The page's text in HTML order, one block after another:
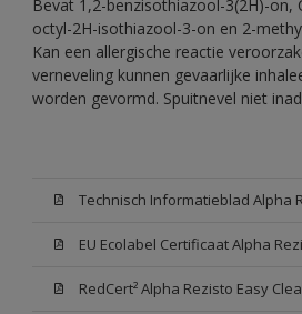
Bevat 1,2-benzisothiazool-3(2H)-on,
octyl-2H-isothiazool-3-on en 2-
Kan een allergische reactie
verneveling kunnen gevaarlijke
worden gevormd. Spuitnevel niet
RedCert² Alpha Rezisto Easy